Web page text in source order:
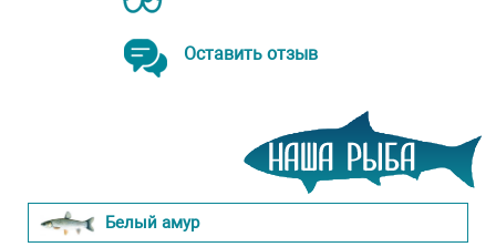
Оставить отзыв
Белый амур